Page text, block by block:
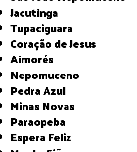
Jacutinga
Tupaciguara
Coração de Jesus
Aimorés
Nepomuceno
Pedra Azul
Minas Novas
Paraopeba
Espera Feliz